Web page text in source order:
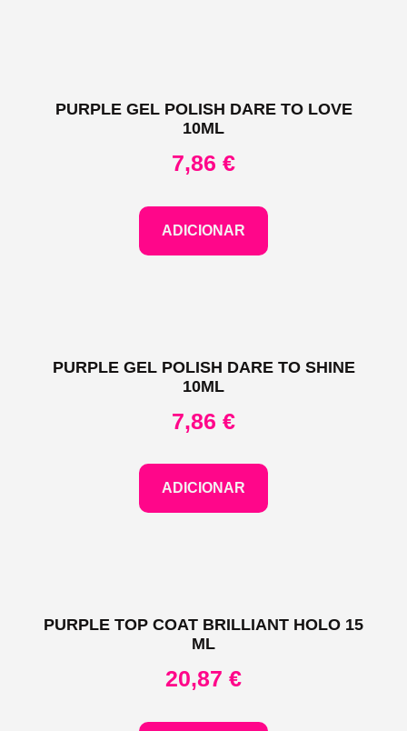
PURPLE GEL POLISH DARE TO LOVE
10ML
7,86 €
ADICIONAR
PURPLE GEL POLISH DARE TO SHINE
10ML
7,86 €
ADICIONAR
PURPLE TOP COAT BRILLIANT HOLO 15
ML
20,87 €